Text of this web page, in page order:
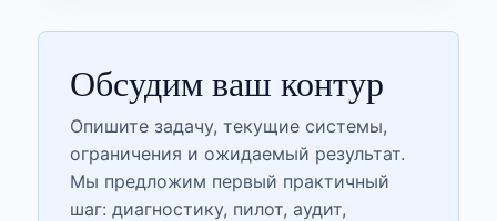
Обсудим ваш контур
Опишите задачу, текущие системы,
ограничения и ожидаемый результат.
Мы предложим первый практичный
шаг: диагностику, пилот, аудит,